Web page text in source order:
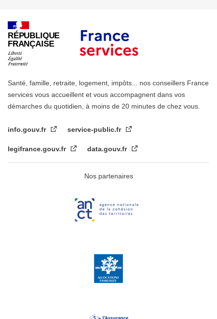
RÉPUBLIQUE
FRANÇAISE
Santé, famille, retraite, logement, impôts... nos conseillers France
services vous accueillent et vous accompagnent dans vos
démarches du quotidien, à moins de 20 minutes de chez vous.
info.gouv.fr service-public.fr
legifrance.gouv.fr data.gouv.fr
Nos partenaires